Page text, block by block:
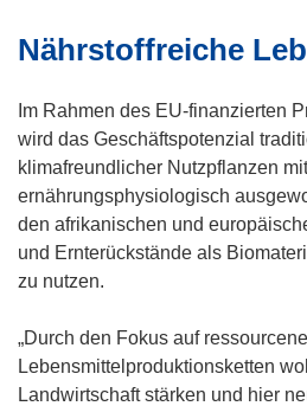
Nährstoffreiche
Im Rahmen des EU-finanzierten
wird das Geschäftspotenzial
klimafreundlicher Nutzpflanzen
ernährungsphysiologisch
den afrikanischen und
und Ernterückstände als
zu nutzen.
„Durch den Fokus auf
Lebensmittelproduktionsketten
Landwirtschaft stärken und hier